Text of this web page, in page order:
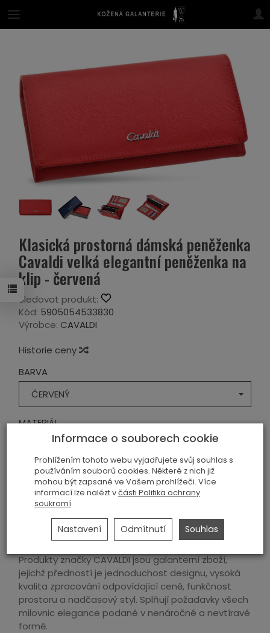
Klasická prostorná dámská peněženka
Cavaldi velká elegantní peněženka na
klip - červená
Sledovat produkt:
Kód: 5905054533830
Výrobce: CAVALDI
Historie ceny
BARVA
ČERVENÝ
MATERIÁL
EKOKŮŽE
249,00 Kč
Produkty značky CAVALDI jsou galanterní zboží,
jejichž předností je jednoduchost designu, vysoká
kvalita zpracování odpovídající ceně, funkčnost
prostoru a nadčasový styl. Splňují požadavky všech
milovnic elegance podané v nenáročné a nevtíravé
formě.
Informace o souborech cookie
Prohlížením tohoto webu vyjadřujete svůj souhlas s
používáním souborů cookies. Některé z nich již
mohou být zapsané ve Vašem prohlížeči. Více
informací lze nalézt včásti Politika ochrany
soukromí.
Nastavení Odmítnutí Souhlas